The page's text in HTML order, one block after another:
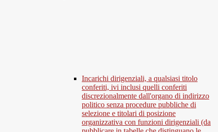
Incarichi dirigenziali, a qualsiasi titolo
conferiti, ivi inclusi quelli conferiti
discrezionalmente dall'organo di indirizzo
politico senza procedure pubbliche di
selezione e titolari di posizione
organizzativa con funzioni dirigenziali (da